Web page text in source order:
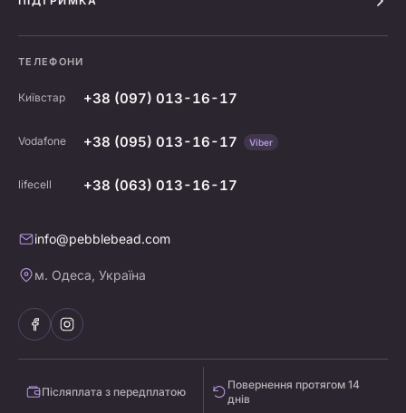
ТЕЛЕФОНИ
Київстар +38 (097) 013-16-17
Vodafone +38 (095) 013-16-17 Viber
lifecell +38 (063) 013-16-17
info@pebblebead.com
м. Одеса, Україна
Післяплата з передплатою
Повернення протягом 14
днів